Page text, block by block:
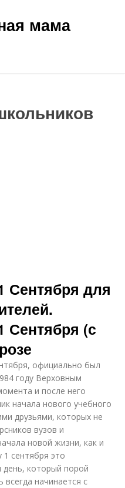
мама
Сентября для
Сентября (с
официально был
году Верховным
и после него
начала нового учебного
друзьями, которых не
вузов и
новой жизни, как и
сентября это
который порой
начинается с